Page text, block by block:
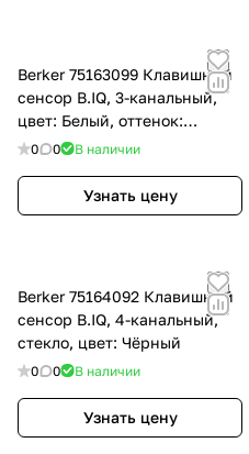
Berker 75163099 Клавишный
сенсор B.IQ, 3-канальный,
цвет: Белый, оттенок:
Полярная белизна
0 0 В наличии
Узнать цену
Berker 75164092 Клавишный
сенсор B.IQ, 4-канальный,
стекло, цвет: Чёрный
0 0 В наличии
Узнать цену